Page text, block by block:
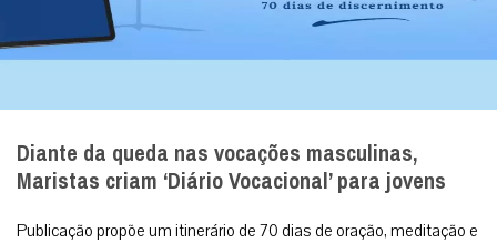
Diante da queda nas vocações masculinas,
Maristas criam ‘Diário Vocacional’ para jovens
Publicação propõe um itinerário de 70 dias de oração, meditação e